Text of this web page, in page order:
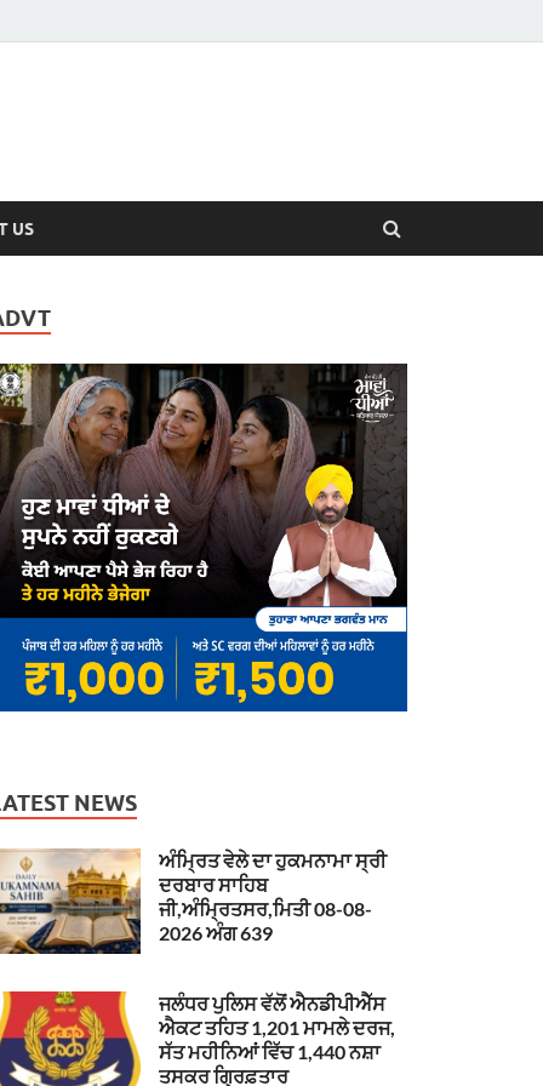
US
NEWS
ਅੰਮ੍ਰਿਤ ਵੇਲੇ ਦਾ ਹੁਕਮਨਾਮਾ ਸ੍ਰੀ
ਦਰਬਾਰ ਸਾਹਿਬ
ਜੀ,ਅੰਮ੍ਰਿਤਸਰ,ਮਿਤੀ 08-08-
2026 ਅੰਗ 639
ਜਲੰਧਰ ਪੁਲਿਸ ਵੱਲੋਂ ਐਨਡੀਪੀਐੱਸ
ਐਕਟ ਤਹਿਤ 1,201 ਮਾਮਲੇ ਦਰਜ,
ਸੱਤ ਮਹੀਨਿਆਂ ਵਿੱਚ 1,440 ਨਸ਼ਾ
ਤਸਕਰ ਗ੍ਰਿਫ਼ਤਾਰ